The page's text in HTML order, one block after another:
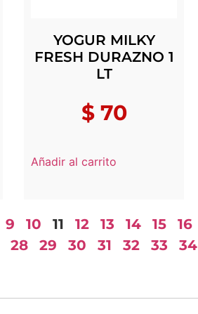
YOGUR MILKY
FRESH DURAZNO 1
LT
$70
Añadir al carrito
9 10 11 12 13 14 15 16
28 29 30 31 32 33 34